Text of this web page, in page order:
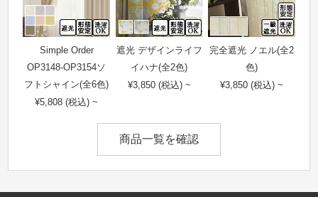
Simple Order
OP3148-OP3154ソ
フトシャイン(全6色)
¥5,808 (税込) ~
遮光 デザインライフ
イハナ(全2色)
¥3,850 (税込) ~
完全遮光 ノエル(全2
色)
¥3,850 (税込) ~
商品一覧を確認